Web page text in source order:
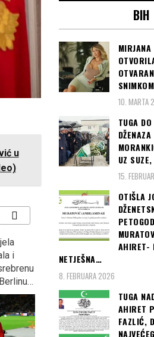
u
i
ZAGREB: Kontraverzni
Marko Tompson opet
BIH
MIRJANA
10. MARTA
TUGA
UZ
15.
OTIŠLA
AHIRET-
NETJEŠNA…
8. FEBRUARA 2026
TUGA
AHIRET
FAZLIĆ,